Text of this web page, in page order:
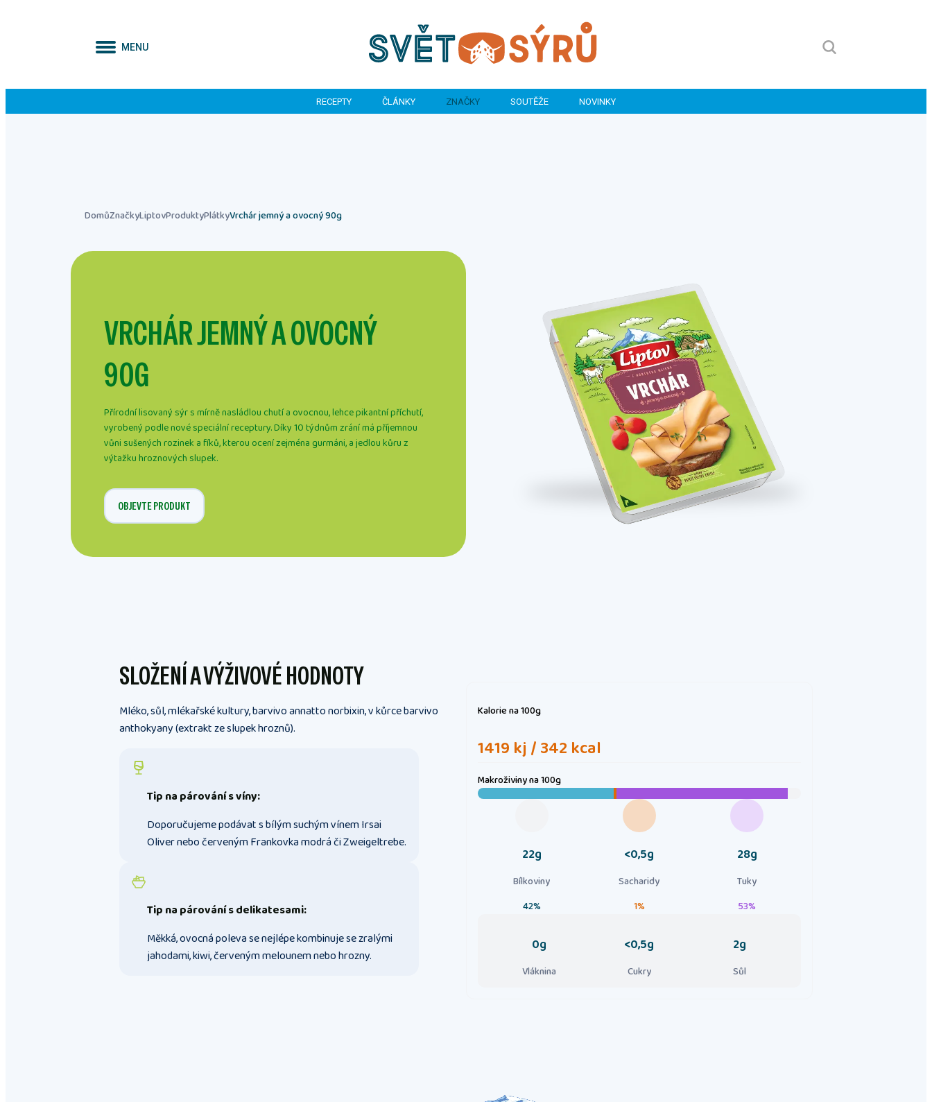
MENU
RECEPTY ČLÁNKY ZNAČKY SOUTĚŽE NOVINKY
DomůZnačkyLiptovProduktyPlátkyVrchár jemný a ovocný 90g
VRCHÁR JEMNÝ A OVOCNÝ
90G
Přírodní lisovaný sýr s mírně nasládlou chutí a ovocnou, lehce pikantní příchutí,
vyrobený podle nové speciální receptury. Díky 10 týdnům zrání má příjemnou
vůni sušených rozinek a fíků, kterou ocení zejména gurmáni, a jedlou kůru z
výtažku hroznových slupek.
OBJEVTE PRODUKT
SLOŽENÍ A VÝŽIVOVÉ HODNOTY
Mléko, sůl, mlékařské kultury, barvivo annatto norbixin, v kůrce barvivo
anthokyany (extrakt ze slupek hroznů).
Tip na párování s víny:
Doporučujeme podávat s bílým suchým vínem Irsai
Oliver nebo červeným Frankovka modrá či Zweigeltrebe.
Tip na párování s delikatesami:
Měkká, ovocná poleva se nejlépe kombinuje se zralými
jahodami, kiwi, červeným melounem nebo hrozny.
Kaloriena 100g
1419 kj / 342 kcal
Makroživinyna 100g
22g
Bílkoviny
42%
<0,5g
Sacharidy
1%
28g
Tuky
53%
0g
Vláknina
<0,5g
Cukry
2g
Sůl